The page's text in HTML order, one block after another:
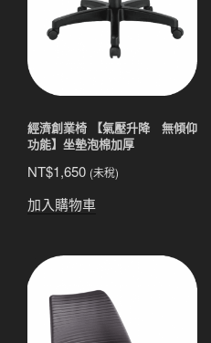
經濟創業椅 【氣壓升降 無傾仰
功能】坐墊泡棉加厚
NT$1,650 (未稅)
加入購物車